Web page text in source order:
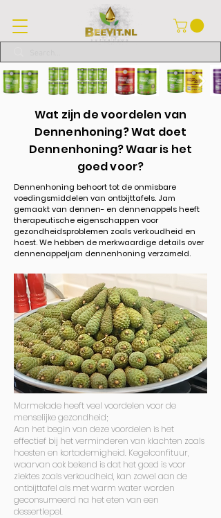
Wat zijn de voordelen van
Dennenhoning? Wat doet
Dennenhoning? Waar is het
goed voor?
Dennenhoning behoort tot de onmisbare
voedingsmiddelen van ontbijttafels. Jam
gemaakt van dennen- en dennenappels heeft
therapeutische eigenschappen voor
gezondheidsproblemen zoals verkoudheid en
hoest. We hebben de merkwaardige details over
dennenappeljam dennenhoning verzameld.
Marmelade heeft veel voordelen voor de
menselijke gezondheid;
Aan het begin van deze voordelen is het
effectief bij het verminderen van klachten zoals
hoesten en kortademigheid. Kegelconfituur,
waarvan ook bekend is dat het goed is voor
ziektes zoals verkoudheid, kan zowel aan de
ontbijttafel als met warm water worden
geconsumeerd na het eten van een
dessertlepel.